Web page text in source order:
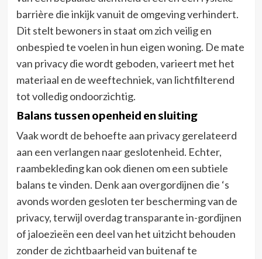
barrière die inkijk vanuit de omgeving verhindert.
Dit stelt bewoners in staat om zich veilig en
onbespied te voelen in hun eigen woning. De mate
van privacy die wordt geboden, varieert met het
materiaal en de weeftechniek, van lichtfilterend
tot volledig ondoorzichtig.
Balans tussen openheid en sluiting
Vaak wordt de behoefte aan privacy gerelateerd
aan een verlangen naar geslotenheid. Echter,
raambekleding kan ook dienen om een subtiele
balans te vinden. Denk aan overgordijnen die ‘s
avonds worden gesloten ter bescherming van de
privacy, terwijl overdag transparante in-gordijnen
of jaloezieën een deel van het uitzicht behouden
zonder de zichtbaarheid van buitenaf te